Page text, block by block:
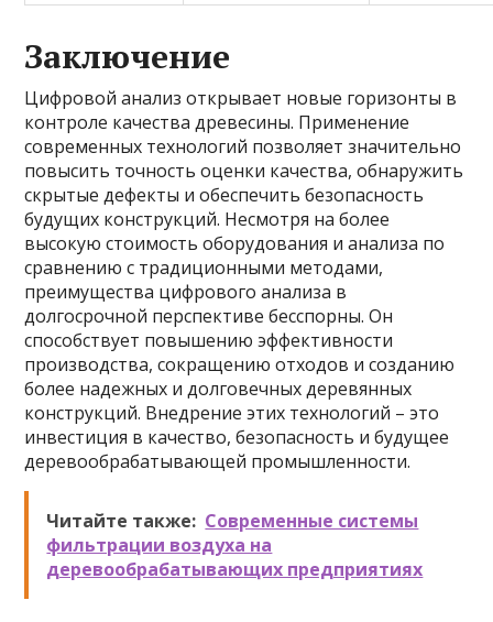
Заключение
Цифровой анализ открывает новые горизонты в
контроле качества древесины. Применение
современных технологий позволяет значительно
повысить точность оценки качества, обнаружить
скрытые дефекты и обеспечить безопасность
будущих конструкций. Несмотря на более
высокую стоимость оборудования и анализа по
сравнению с традиционными методами,
преимущества цифрового анализа в
долгосрочной перспективе бесспорны. Он
способствует повышению эффективности
производства, сокращению отходов и созданию
более надежных и долговечных деревянных
конструкций. Внедрение этих технологий – это
инвестиция в качество, безопасность и будущее
деревообрабатывающей промышленности.
Читайте также: Современные системы
фильтрации воздуха на
деревообрабатывающих предприятиях